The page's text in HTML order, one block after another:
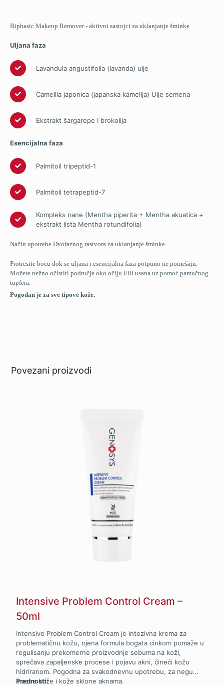
Biphasic Makeup Remover - aktivni sastojci za uklanjanje šminke
Ulјana faza
Lavandula angustifolia (lavanda) ulјe
Camellia japonica (japanska kamelija) Ulјe semena
Ekstrakt šargarepe I brokolija
Esencijalna faza
Palmitoil tripeptid-1
Palmitoil tetrapeptid-7
Kompleks nane (Mentha piperita + Mentha akuatica +
ekstrakt lista Mentha rotundifolia)
Način upotrebe Dvofaznog rastvora za uklanjanje šminke
Protresite bocu dok se uljana i esencijalna faza potpuno ne pomešaju.
Možete nežno očistiti područje oko očiju i/ili usana uz pomoć pamučnog
tupfera.
Pogodan je za sve tipove kože.
Povezani proizvodi
Intensive Problem Control Cream –
50ml
Intensive Problem Control Cream je intezivna krema za
problematičnu kožu, njena formula bogata cinkom pomaže u
regulisanju prekomerne proizvodnje sebuma na koži,
sprečava zapaljenske procese i pojavu akni, čineći kožu
hidriranom. Pogodna za svakodnevnu upotrebu, za negu
masne kože i kože sklone aknama.
Prednosti: